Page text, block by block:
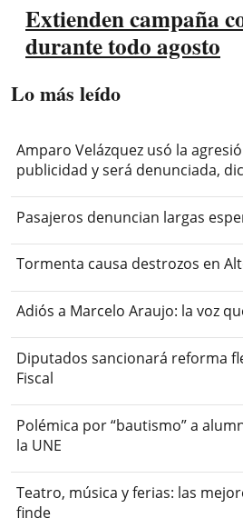
Extienden campaña
durante todo agosto
Lo más leído
Amparo Velázquez usó la
publicidad y será denunciada,
Pasajeros denuncian largas
Tormenta causa destrozos en
Adiós a Marcelo Araujo: la voz
Diputados sancionará reforma
Fiscal
Polémica por “bautismo” a
la UNE
Teatro, música y ferias: las
finde